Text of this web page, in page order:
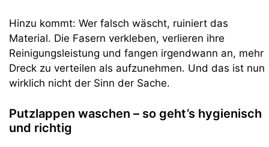
Hinzu kommt: Wer falsch wäscht, ruiniert das
Material. Die Fasern verkleben, verlieren ihre
Reinigungsleistung und fangen irgendwann an, mehr
Dreck zu verteilen als aufzunehmen. Und das ist nun
wirklich nicht der Sinn der Sache.
Putzlappen waschen – so geht’s hygienisch
und richtig